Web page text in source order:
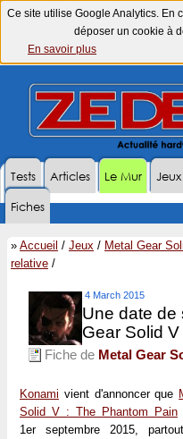
Ce site utilise Google Analytics. En
déposer un cookie à
En savoir plus
Tests Articles Le Mur
Fiches
» Accueil / Jeux / Metal Gear
relative /
4 March 2015
Une date de
Gear Solid V
Fiche de Metal Gear
Konami vient d'annoncer que
Solid V : The Phantom Pain
1er septembre 2015,